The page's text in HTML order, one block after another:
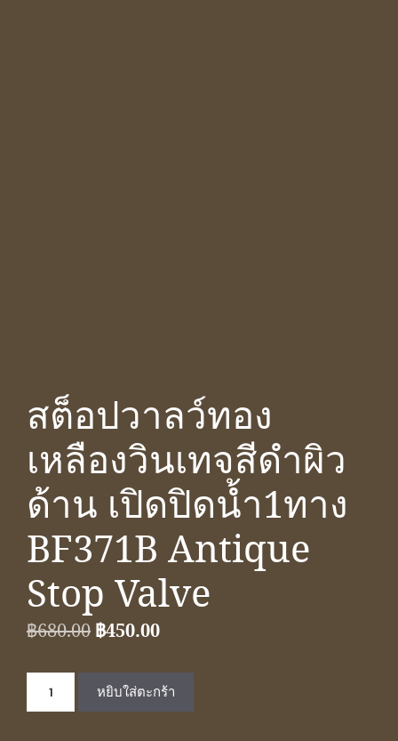
สต็อปวาลว์ทอง
เหลืองวินเทจสีดำผิว
ด้าน เปิดปิดน้ำ1ทาง
BF371B Antique
Stop Valve
฿680.00 Original
was:
฿680.00.
฿450.00Current
is:
฿450.00.
จำนวน
สต็อ
หยิบใส่ตะกร้า